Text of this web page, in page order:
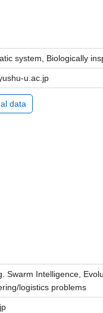
system, Biologically
u.ac.jp
data
Swarm Intelligence,
logistics problems